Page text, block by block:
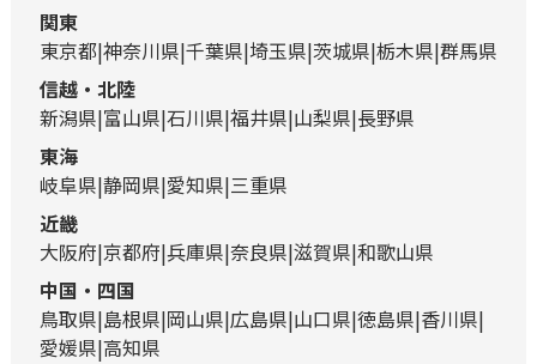
関東
東京都 神奈川県 千葉県 埼玉県 茨城県 栃木県 群馬県
信越・北陸
新潟県 富山県 石川県 福井県 山梨県 長野県
東海
岐阜県 静岡県 愛知県 三重県
近畿
大阪府 京都府 兵庫県 奈良県 滋賀県 和歌山県
中国・四国
鳥取県 島根県 岡山県 広島県 山口県 徳島県 香川県
愛媛県 高知県